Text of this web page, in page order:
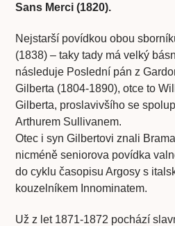
Sans Merci (1820).
Nejstarší povídkou obou
(1838) – taky tady má velký
následuje Poslední pán z
Gilberta (1804-1890), otce to
Gilberta, proslavivšího se
Arthurem Sullivanem.
Otec i syn Gilbertovi znali
nicméně seniorova povídka
do cyklu časopisu Argosy s
kouzelníkem Innominatem.
Už z let 1871-1872 pochází